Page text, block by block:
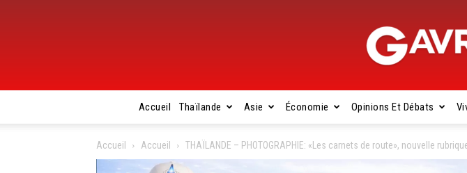
Accueil Thaïlande Asie Économie Opinions Et Débats
Accueil Accueil THAÏLANDE – PHOTOGRAPHIE: «Les carnets de route», nouvelle